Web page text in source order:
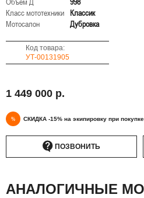
Класс мототехники
Классик
Мотосалон
Дубровка
Код товара:
УТ-00131905
1 449 000 р.
% СКИДКА -15% на экипировку при
ПОЗВОНИТЬ
АНАЛОГИЧНЫЕ